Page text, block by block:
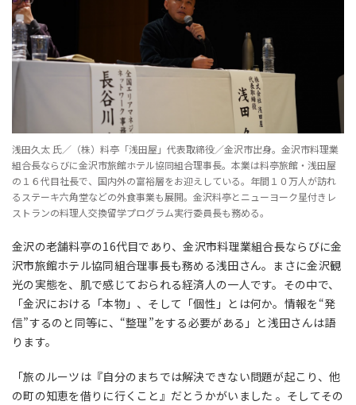
浅田久太 氏／（株）料亭「浅田屋」代表取締役／金沢市出身。金沢市料理業
組合長ならびに金沢市旅館ホテル協同組合理事長。本業は料亭旅館・浅田屋
の１６代目社長で、国内外の富裕層をお迎えしている。年間１０万人が訪れ
るステーキ六角堂などの外食事業も展開。金沢料亭とニューヨーク星付きレ
ストランの料理人交換留学プログラム実行委員長も務める。
金沢の老舗料亭の16代目であり、金沢市料理業組合長ならびに金
沢市旅館ホテル協同組合理事長も務める浅田さん。まさに金沢観
光の実態を、肌で感じておられる経済人の一人です。その中で、
「金沢における「本物」、そして「個性」とは何か。情報を“発
信”するのと同等に、“整理”をする必要がある」と浅田さんは語
ります。
「旅のルーツは『自分のまちでは解決できない問題が起こり、他
の町の知恵を借りに行くこと』だとうかがいました 。そしてその